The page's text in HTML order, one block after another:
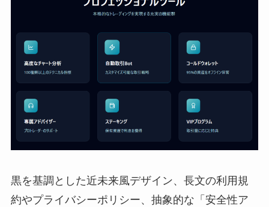
黒を基調とした近未来風デザイン、長文の利用規
約やプライバシーポリシー、抽象的な「安全性ア